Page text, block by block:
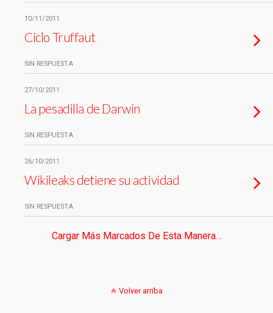
10/11/2011
Ciclo Truffaut
SIN RESPUESTA
27/10/2011
La pesadilla de Darwin
SIN RESPUESTA
26/10/2011
Wikileaks detiene su actividad
SIN RESPUESTA
Cargar Más Marcados De Esta Manera…
Volver arriba